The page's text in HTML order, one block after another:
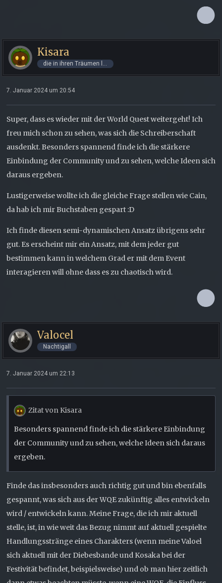
Kisara
die in ihren Träumen lebt
7. Januar 2024 um 20:54
Super, dass es wieder mit der World Quest weitergeht! Ich
freu mich schon zu sehen, was sich die Schreiberschaft
ausdenkt. Besonders spannend finde ich die stärkere
Einbindung der Community und zu sehen, welche Ideen sich
daraus ergeben.
Lustigerweise wollte ich die gleiche Frage stellen wie Cain,
da hab ich mir Buchstaben gespart :D
Ich finde diesen semi-dynamischen Ansatz übrigens sehr
gut. Es erscheint mir ein Ansatz, mit dem jeder gut
bestimmen kann in welchem Grad er mit dem Event
interagieren will ohne dass es zu chaotisch wird.
Valocel
Nachtigall
7. Januar 2024 um 22:13
Zitat von Kisara
Besonders spannend finde ich die stärkere Einbindung
der Community und zu sehen, welche Ideen sich daraus
ergeben.
Finde das insbesonders auch richtig gut und bin ebenfalls
gespannt, was sich aus der WQE zukünftig alles entwickeln
wird / entwickeln kann. Meine Frage, die ich mir aktuell
stelle, ist, in wie weit das Bezug nimmt auf aktuell gespielte
Handlungsstränge eines Charakters (wenn meine Valoel
sich aktuell mit der Diebesbande und Kosaka bei der
Festivität befindet, beispielsweise) und ob man hier zeitlich